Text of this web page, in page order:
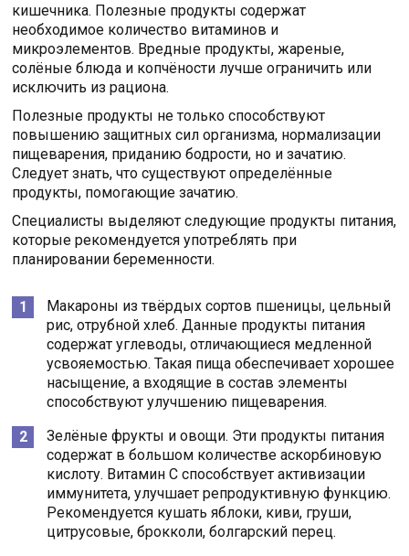
кишечника. Полезные продукты содержат
необходимое количество витаминов и
микроэлементов. Вредные продукты, жареные,
солёные блюда и копчёности лучше ограничить или
исключить из рациона.
Полезные продукты не только способствуют
повышению защитных сил организма, нормализации
пищеварения, приданию бодрости, но и зачатию.
Следует знать, что существуют определённые
продукты, помогающие зачатию.
Специалисты выделяют следующие продукты питания,
которые рекомендуется употреблять при
планировании беременности.
Макароны из твёрдых сортов пшеницы, цельный
рис, отрубной хлеб. Данные продукты питания
содержат углеводы, отличающиеся медленной
усвояемостью. Такая пища обеспечивает хорошее
насыщение, а входящие в состав элементы
способствуют улучшению пищеварения.
Зелёные фрукты и овощи. Эти продукты питания
содержат в большом количестве аскорбиновую
кислоту. Витамин С способствует активизации
иммунитета, улучшает репродуктивную функцию.
Рекомендуется кушать яблоки, киви, груши,
цитрусовые, брокколи, болгарский перец.